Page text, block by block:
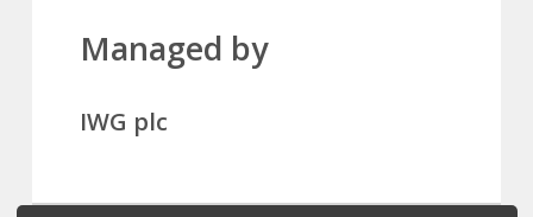
Managed by
IWG plc